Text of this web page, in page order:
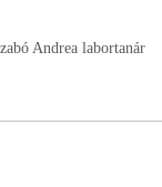
Andrea labortanár